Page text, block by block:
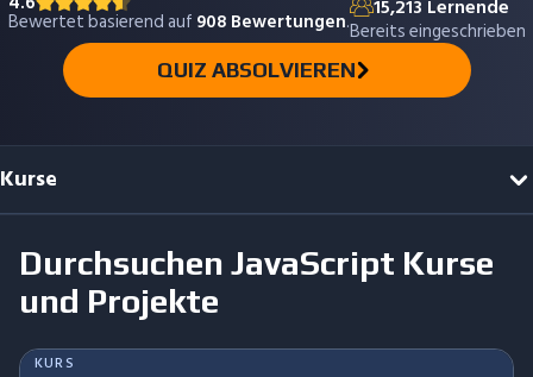
Bewertet basierend auf 908 Bewertungen. 15,213 Lernende
Bereits eingeschrieben
QUIZ ABSOLVIEREN
Kurse
Durchsuchen JavaScript Kurse
und Projekte
KURS